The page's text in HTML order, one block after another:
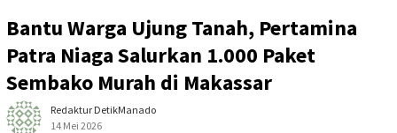
Bantu Warga Ujung Tanah, Pertamina
Patra Niaga Salurkan 1.000 Paket
Sembako Murah di Makassar
Redaktur DetikManado
14 Mei 2026